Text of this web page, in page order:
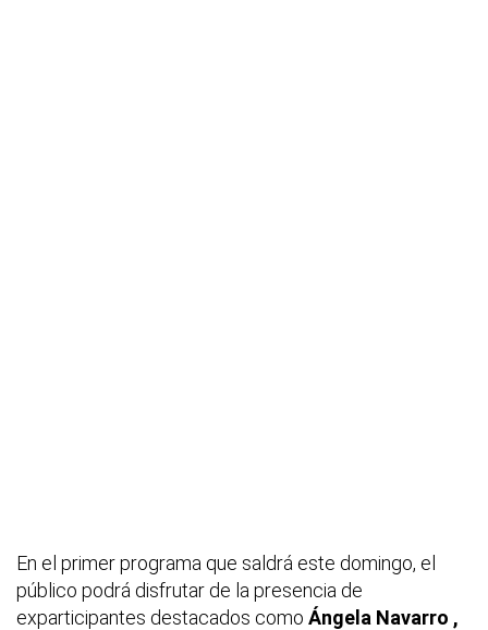
En el primer programa que saldrá este domingo, el
público podrá disfrutar de la presencia de
exparticipantes destacados como Ángela Navarro ,